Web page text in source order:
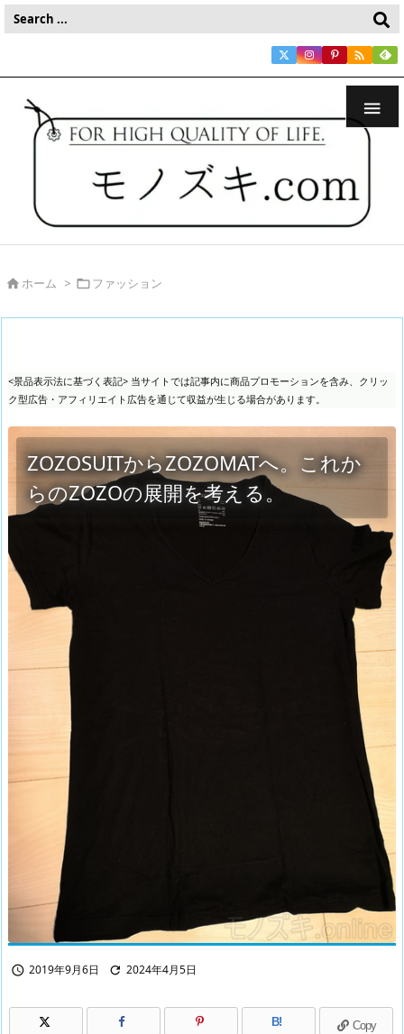


ホーム > ファッション
<景品表示法に基づく表記> 当サイトでは記事内に商品プロモーションを含み、クリッ
ク型広告・アフィリエイト広告を通じて収益が生じる場合があります。
ZOZOSUITからZOZOMATへ。これか
らのZOZOの展開を考える。
 2019年9月6日  2024年4月5日
B! Copy